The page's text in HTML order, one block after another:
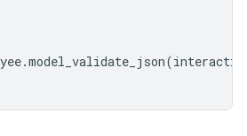
.model_validate_json(